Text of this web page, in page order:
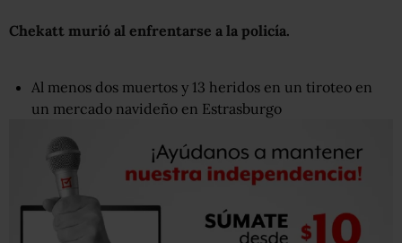
Chekatt murió al enfrentarse a la policía.
Al menos dos muertos y 13 heridos en un tiroteo en
un mercado navideño en Estrasburgo